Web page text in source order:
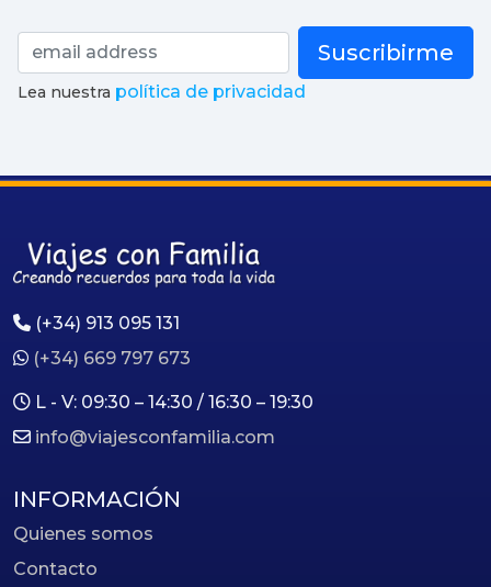
Suscribirme
Lea nuestra política de privacidad
(+34) 913 095 131
(+34) 669 797 673
L - V: 09:30 – 14:30 / 16:30 – 19:30
info@viajesconfamilia.com
INFORMACIÓN
Quienes somos
Contacto